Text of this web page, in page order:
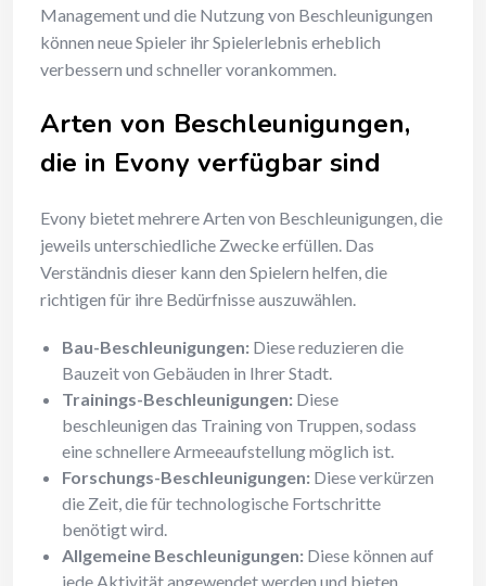
Management und die Nutzung von Beschleunigungen
können neue Spieler ihr Spielerlebnis erheblich
verbessern und schneller vorankommen.
Arten von Beschleunigungen,
die in Evony verfügbar sind
Evony bietet mehrere Arten von Beschleunigungen, die
jeweils unterschiedliche Zwecke erfüllen. Das
Verständnis dieser kann den Spielern helfen, die
richtigen für ihre Bedürfnisse auszuwählen.
Bau-Beschleunigungen: Diese reduzieren die
Bauzeit von Gebäuden in Ihrer Stadt.
Trainings-Beschleunigungen: Diese
beschleunigen das Training von Truppen, sodass
eine schnellere Armeeaufstellung möglich ist.
Forschungs-Beschleunigungen: Diese verkürzen
die Zeit, die für technologische Fortschritte
benötigt wird.
Allgemeine Beschleunigungen: Diese können auf
jede Aktivität angewendet werden und bieten